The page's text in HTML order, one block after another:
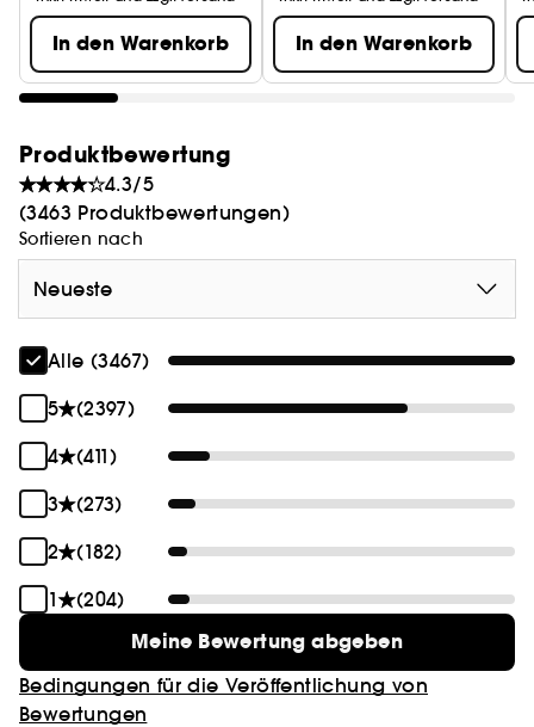
In den Warenkorb In den Warenkorb
Produktbewertung
4.3/5
(3463 Produktbewertungen)
Sortieren nach
Neueste
Alle (3467)
5
(2397)
4
(411)
3
(273)
2
(182)
1
(204)
Meine Bewertung abgeben
Bedingungen für die Veröffentlichung von
Bewertungen